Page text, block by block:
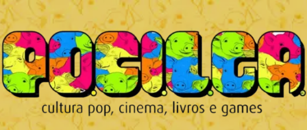
Ir
para
o
conteúdo